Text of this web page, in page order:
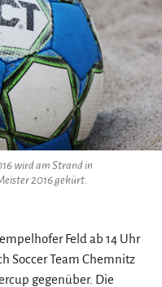
wird am Strand in
2016 gekürt.
Feld ab 14 Uhr
Soccer Team Chemnitz
gegenüber. Die